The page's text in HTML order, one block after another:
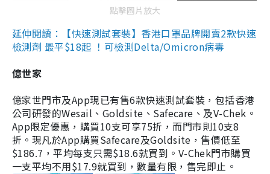
點擊圖片放大
延伸閱讀：【快速測試套裝】香港口罩品牌開賣2款快速
檢測劑 最平$18起 ！可檢測Delta/Omicron病毒
億世家
億家世門市及App現已有售6款快速測試套裝，包括香港
公司研發的Wesail、Goldsite、Safecare、及V-Chek。
App限定優惠，購買10支可享75折，而門市則10支8
折。現凡於App購買Safecare及Goldsite，售價低至
$186.7，平均每支只需$18.6就買到。V-Chek門市購買
一支平均不用$17.9就買到，數量有限，售完即止。